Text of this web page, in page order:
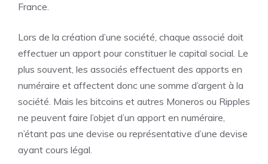
France.
Lors de la création d’une société, chaque associé doit
effectuer un apport pour constituer le capital social. Le
plus souvent, les associés effectuent des apports en
numéraire et affectent donc une somme d’argent à la
société. Mais les bitcoins et autres Moneros ou Ripples
ne peuvent faire l’objet d’un apport en numéraire,
n’étant pas une devise ou représentative d’une devise
ayant cours légal.